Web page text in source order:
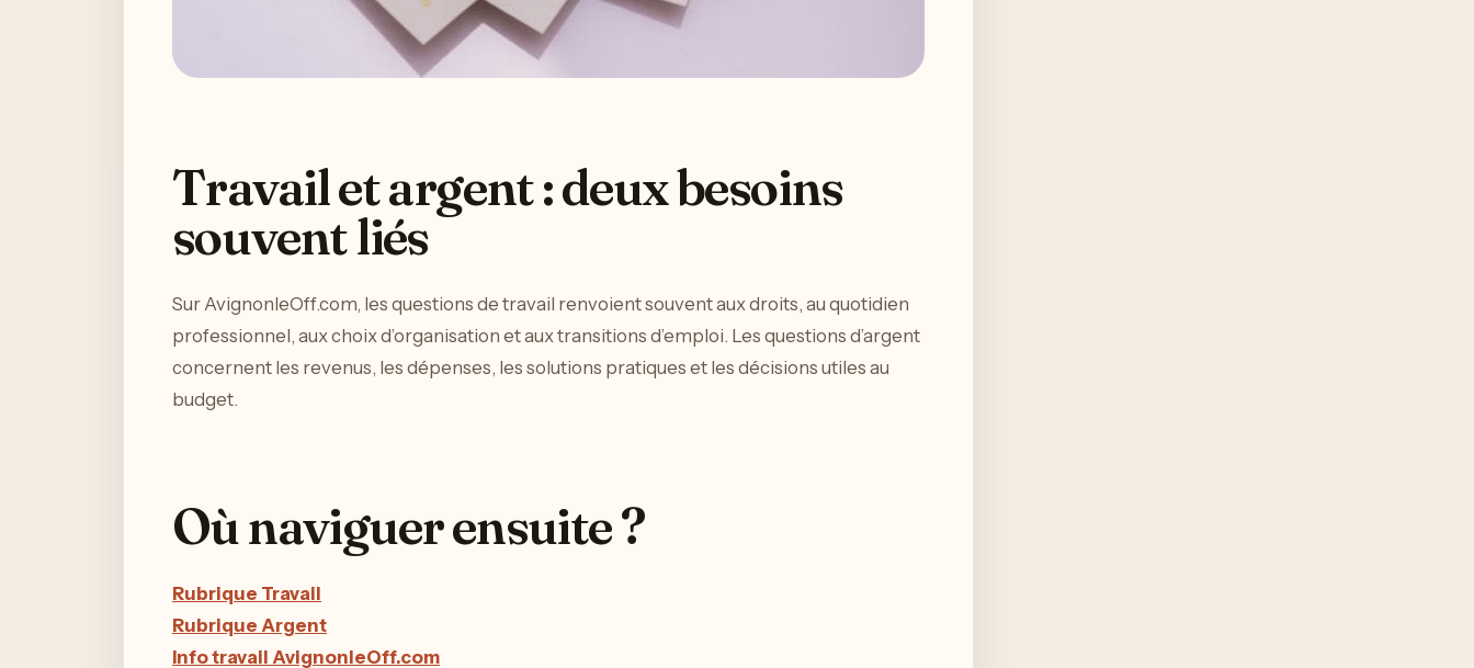
Travail et argent : deux besoins
souvent liés
Sur AvignonleOff.com, les questions de travail renvoient souvent aux droits, au quotidien
professionnel, aux choix d’organisation et aux transitions d’emploi. Les questions d’argent
concernent les revenus, les dépenses, les solutions pratiques et les décisions utiles au
budget.
Où naviguer ensuite ?
Rubrique Travail
Rubrique Argent
Info travail AvignonleOff.com